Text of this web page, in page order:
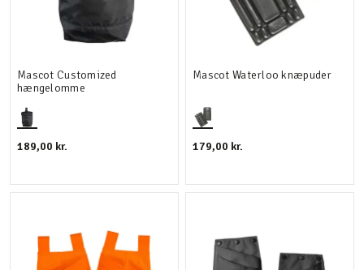
Mascot Customized
hængelomme
189,00 kr.
Mascot Waterloo knæpuder
179,00 kr.